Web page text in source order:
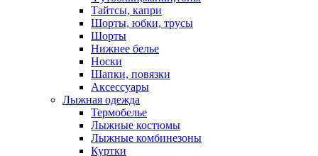
Тайтсы, капри
Шорты, юбки, трусы
Шорты
Нижнее белье
Носки
Шапки, повязки
Аксессуары
Лыжная одежда
Термобелье
Лыжные костюмы
Лыжные комбинезоны
Куртки